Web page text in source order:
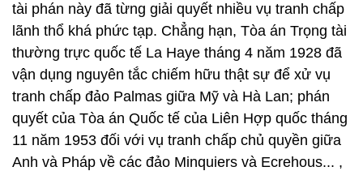
tài phán này đã từng giải quyết nhiều vụ tranh chấp
lãnh thổ khá phức tạp. Chẳng hạn, Tòa án Trọng tài
thường trực quốc tế La Haye tháng 4 năm 1928 đã
vận dụng nguyên tắc chiếm hữu thật sự để xử vụ
tranh chấp đảo Palmas giữa Mỹ và Hà Lan; phán
quyết của Tòa án Quốc tế của Liên Hợp quốc tháng
11 năm 1953 đối với vụ tranh chấp chủ quyền giữa
Anh và Pháp về các đảo Minquiers và Ecrehous... ,